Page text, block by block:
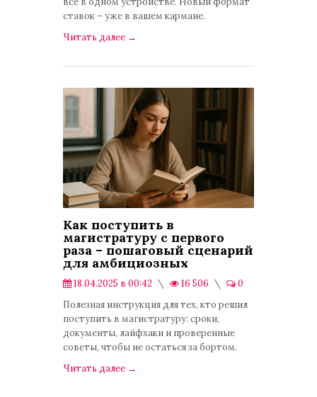
ставок – уже в вашем кармане.
Читать далее →
Как поступить в
магистратуру с первого
раза – пошаговый сценарий
для амбициозных
18.04.2025 в 00:42 16 506
0
Полезная инструкция для тех, кто решил
поступить в магистратуру: сроки,
документы, лайфхаки и проверенные
советы, чтобы не остаться за бортом.
Читать далее →